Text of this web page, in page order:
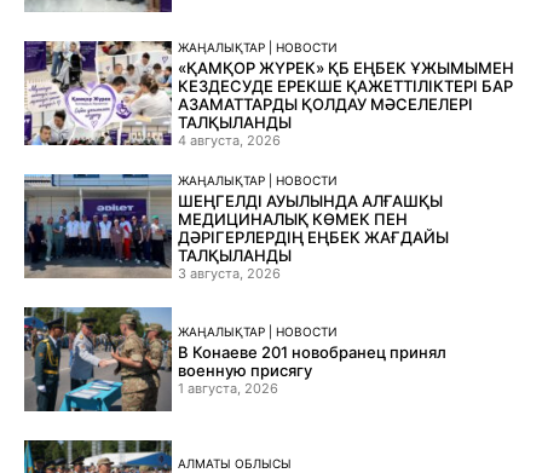
ЖАҢАЛЫҚТАР | НОВОСТИ
«ҚАМҚОР ЖҮРЕК» ҚБ ЕҢБЕК ҰЖЫМЫМЕН
КЕЗДЕСУДЕ ЕРЕКШЕ ҚАЖЕТТІЛІКТЕРІ БАР
АЗАМАТТАРДЫ ҚОЛДАУ МӘСЕЛЕЛЕРІ
ТАЛҚЫЛАНДЫ
4 августа, 2026
ЖАҢАЛЫҚТАР | НОВОСТИ
ШЕҢГЕЛДІ АУЫЛЫНДА АЛҒАШҚЫ
МЕДИЦИНАЛЫҚ КӨМЕК ПЕН
ДӘРІГЕРЛЕРДІҢ ЕҢБЕК ЖАҒДАЙЫ
ТАЛҚЫЛАНДЫ
3 августа, 2026
ЖАҢАЛЫҚТАР | НОВОСТИ
В Конаеве 201 новобранец принял
военную присягу
1 августа, 2026
АЛМАТЫ ОБЛЫСЫ